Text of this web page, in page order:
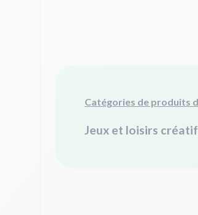
Catégories de produits
Jeux et loisirs